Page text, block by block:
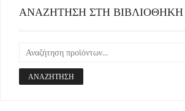
ΑΝΑΖΗΤΗΣΗ ΣΤΗ ΒΙΒΛΙΟΘΗΚΗ
ΑΝΑΖΉΤΗΣΗ